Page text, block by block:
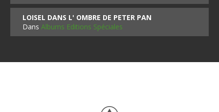
LOISEL DANS L' OMBRE DE PETER PAN
DansAlbums Editions Spéciales